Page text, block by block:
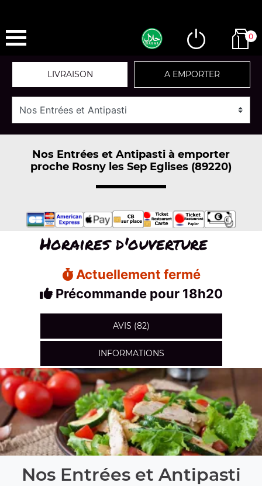
0
LIVRAISON A EMPORTER
Nos Entrées et Antipasti à emporter
proche Rosny les Sep Eglises (89220)
Horaires d'ouverture
Actuellement fermé
Précommande pour 18h20
AVIS (82)
INFORMATIONS
Nos Entrées et Antipasti